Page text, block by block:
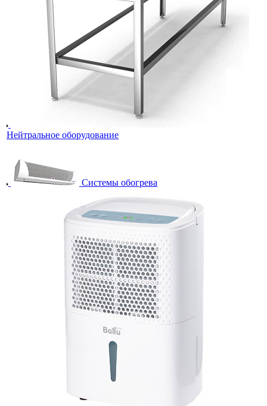
Нейтральное оборудование
Системы обогрева